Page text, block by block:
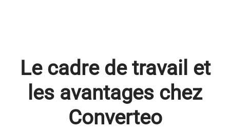
Le cadre de travail et
les avantages chez
Converteo